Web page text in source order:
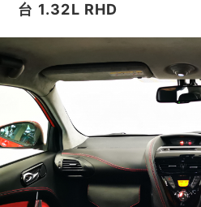
台 1.32L RHD